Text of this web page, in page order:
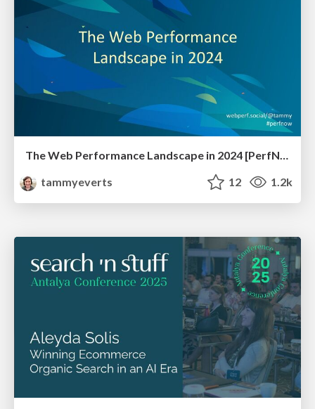
The Web Performance Landscape in 2024 [PerfNow 2024]
tammyeverts
12 1.2k